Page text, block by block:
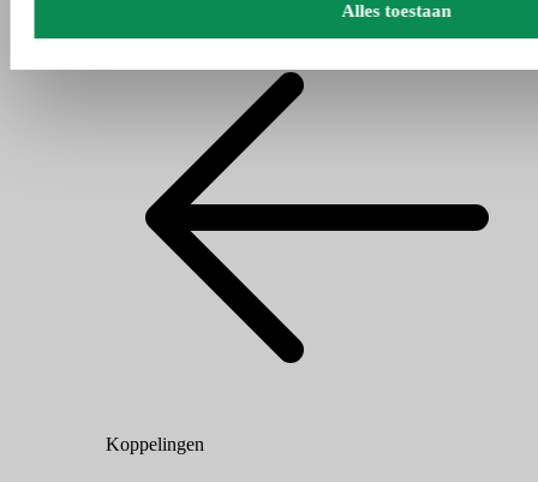
Koppelingen
Alles toestaan